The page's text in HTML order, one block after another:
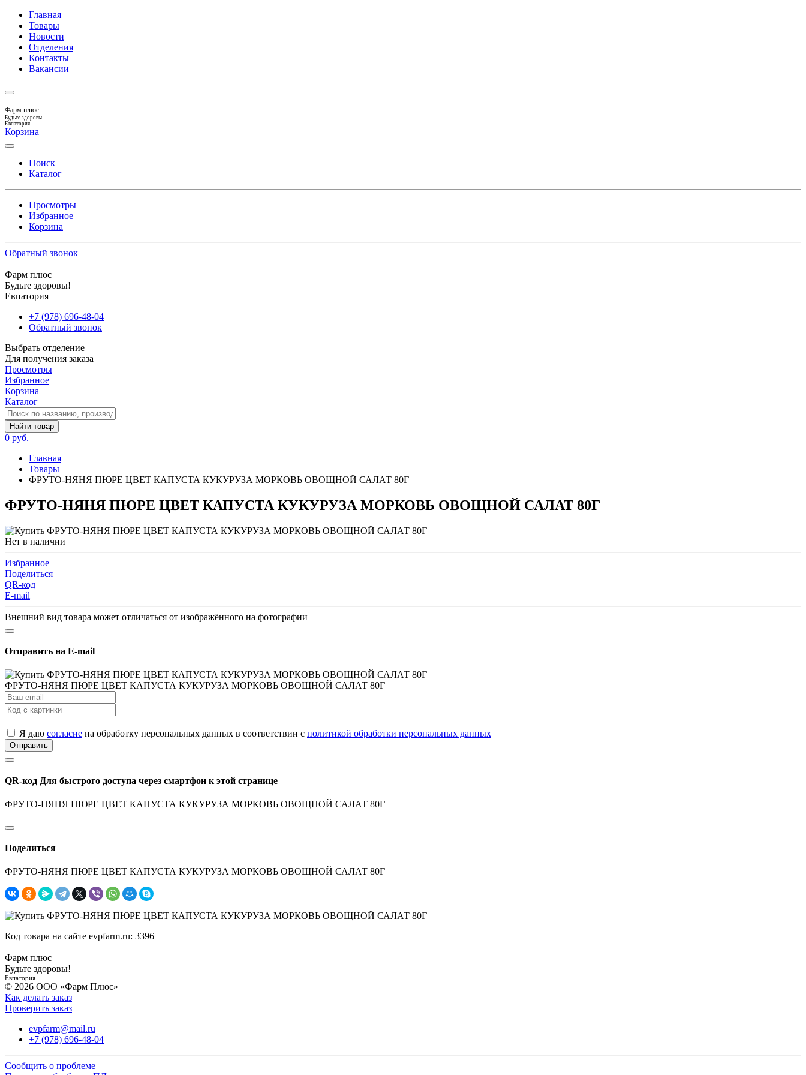
Главная
Товары
Новости
Отделения
Контакты
Вакансии
Фарм плюс
Будьте здоровы!
Евпатория
Корзина
Поиск
Каталог
Просмотры
Избранное
Корзина
Обратный звонок
Фарм плюс
Будьте здоровы!
Евпатория
+7 (978) 696-48-04
Обратный звонок
Выбрать отделение
Для получения заказа
Просмотры
Избранное
Корзина
Каталог
Найти товар
0 руб.
Главная
Товары
ФРУТО-НЯНЯ ПЮРЕ ЦВЕТ КАПУСТА КУКУРУЗА МОРКОВЬ ОВОЩНОЙ САЛАТ 80Г
ФРУТО-НЯНЯ ПЮРЕ ЦВЕТ КАПУСТА КУКУРУЗА МОРКОВЬ ОВОЩНОЙ САЛАТ 80Г
Нет в наличии
Избранное
Поделиться
QR-код
E-mail
Внешний вид товара может отличаться от изображённого на фотографии
Отправить на E-mail
ФРУТО-НЯНЯ ПЮРЕ ЦВЕТ КАПУСТА КУКУРУЗА МОРКОВЬ ОВОЩНОЙ САЛАТ 80Г
Я даю согласие на обработку персональных данных в соответствии с политикой обработки персональных данных
Отправить
QR-код Для быстрого доступа через смартфон к этой странице
ФРУТО-НЯНЯ ПЮРЕ ЦВЕТ КАПУСТА КУКУРУЗА МОРКОВЬ ОВОЩНОЙ САЛАТ 80Г
Поделиться
ФРУТО-НЯНЯ ПЮРЕ ЦВЕТ КАПУСТА КУКУРУЗА МОРКОВЬ ОВОЩНОЙ САЛАТ 80Г
Код товара на сайте evpfarm.ru: 3396
Фарм плюс
Будьте здоровы!
Евпатория
© 2026 ООО «Фарм Плюс»
Как делать заказ
Проверить заказ
evpfarm@mail.ru
+7 (978) 696-48-04
Сообщить о проблеме